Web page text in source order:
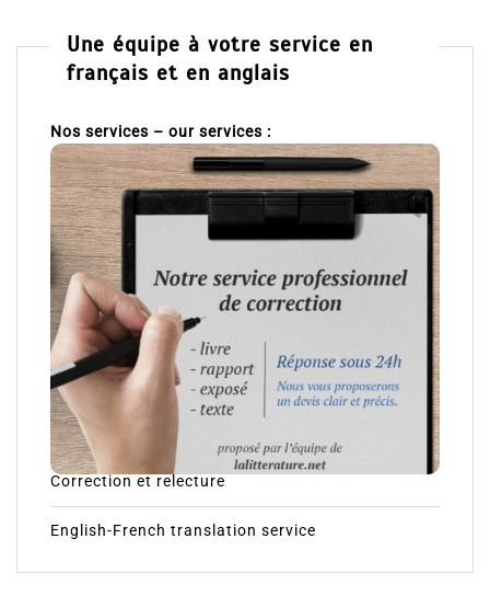
Une équipe à votre service en
français et en anglais
Nos services – our services :
Correction et relecture
English-French translation service